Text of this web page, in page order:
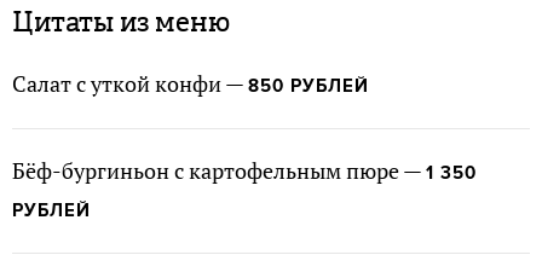
Цитаты из меню
Салат с уткой конфи — 850 РУБЛЕЙ
Бёф-бургиньон с картофельным пюре — 1 350
РУБЛЕЙ